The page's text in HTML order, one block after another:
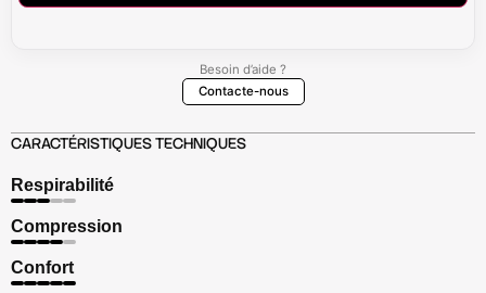
Besoin d’aide ?
Contacte-nous
CARACTÉRISTIQUES TECHNIQUES
Respirabilité
Compression
Confort